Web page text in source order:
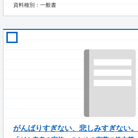
資料種別：一般書
がんばりすぎない、悲しみすぎない。